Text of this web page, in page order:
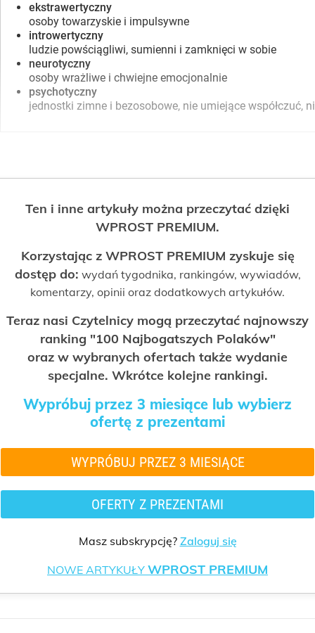
ekstrawertyczny
osoby towarzyskie i impulsywne
introwertyczny
ludzie powściągliwi, sumienni i zamknięci w sobie
neurotyczny
osoby wrażliwe i chwiejne emocjonalnie
psychotyczny
jednostki zimne i bezosobowe, nie umiejące współczuć,
Ten i inne artykuły można przeczytać dzięki
WPROST PREMIUM.
Korzystając z WPROST PREMIUM zyskuje się
dostęp do: wydań tygodnika, rankingów, wywiadów,
komentarzy, opinii oraz dodatkowych artykułów.
Teraz nasi Czytelnicy mogą przeczytać najnowszy
ranking "100 Najbogatszych Polaków"
oraz w wybranych ofertach także wydanie
specjalne. Wkrótce kolejne rankingi.
Wypróbuj przez 3 miesiące lub wybierz
ofertę z prezentami
WYPRÓBUJ PRZEZ 3 MIESIĄCE
OFERTY Z PREZENTAMI
Masz subskrypcję? Zaloguj się
NOWE ARTYKUŁY WPROST PREMIUM